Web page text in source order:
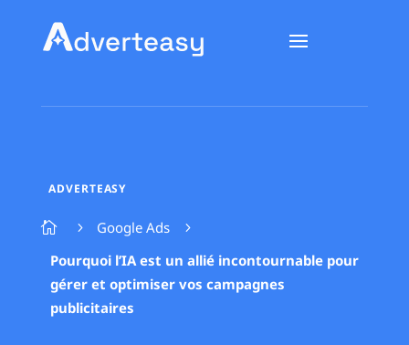
ADVERTEASY
 5 Google Ads 5
Pourquoi l’IA est un allié incontournable pour
gérer et optimiser vos campagnes
publicitaires